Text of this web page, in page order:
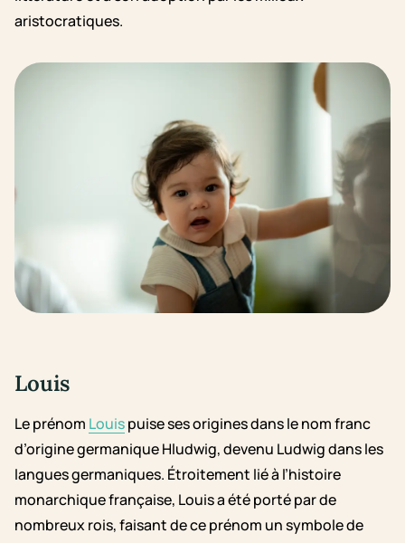
aristocratiques.
Louis
Le prénom Louispuise ses origines dans le nom franc
d’origine germanique Hludwig, devenu Ludwig dans les
langues germaniques. Étroitement lié à l’histoire
monarchique française, Louis a été porté par de
nombreux rois, faisant de ce prénom un symbole de